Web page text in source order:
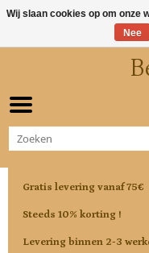
Gratis levering vanaf 75€
Steeds 10% korting !
Levering binnen 2-3
Wij slaan cookies op om onze
Nee